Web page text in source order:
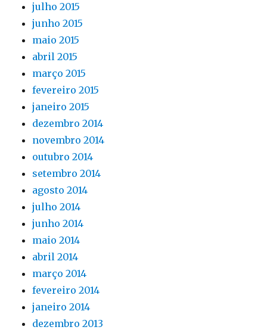
julho 2015
junho 2015
maio 2015
abril 2015
março 2015
fevereiro 2015
janeiro 2015
dezembro 2014
novembro 2014
outubro 2014
setembro 2014
agosto 2014
julho 2014
junho 2014
maio 2014
abril 2014
março 2014
fevereiro 2014
janeiro 2014
dezembro 2013